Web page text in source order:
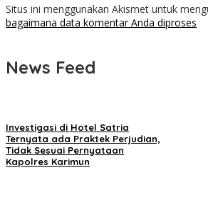
Situs ini menggunakan Akismet untuk
bagaimana data komentar Anda diproses
News Feed
Investigasi di Hotel Satria
Ternyata ada Praktek Perjudian,
Tidak Sesuai Pernyataan
Kapolres Karimun